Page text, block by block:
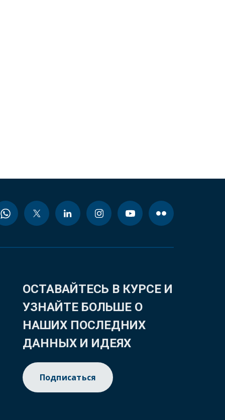
ОСТАВАЙТЕСЬ В КУРСЕ И
УЗНАЙТЕ БОЛЬШЕ О
НАШИХ ПОСЛЕДНИХ
ДАННЫХ И ИДЕЯХ
Подписаться